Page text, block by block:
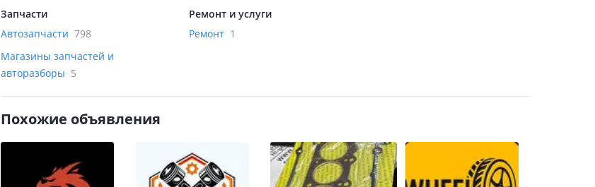
Запчасти
Автозапчасти 798
Магазины запчастей и
авторазборы 5
Ремонт и услуги
Ремонт 1
Похожие объявления